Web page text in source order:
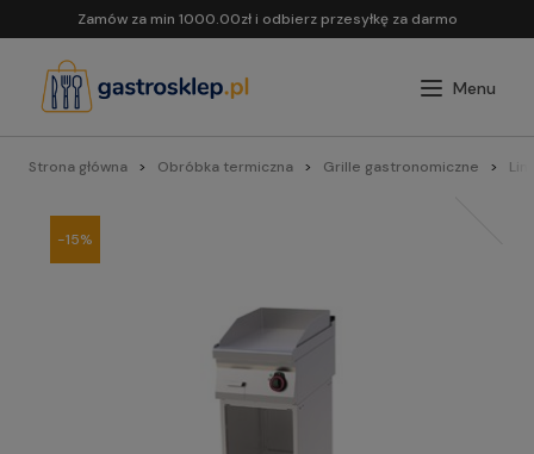
Zamów za min 1000.00zł i odbierz przesyłkę za darmo
Strona główna Obróbka termiczna Grille gastronomiczne
-15%